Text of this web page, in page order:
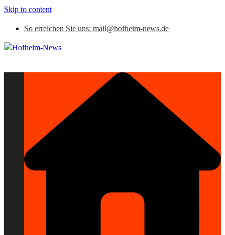
Skip to content
So erreichen Sie uns: mail@hofheim-news.de